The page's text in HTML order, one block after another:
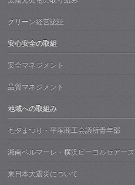
グリーン経営認証
安心安全の取組
安全マネジメント
品質マネジメント
地域への取組み
七夕まつり・平塚商工会議所青年部
湘南ベルマーレ・横浜ビーコルセアーズ
東日本大震災について